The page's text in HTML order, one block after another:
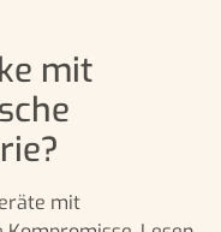
mit
mit